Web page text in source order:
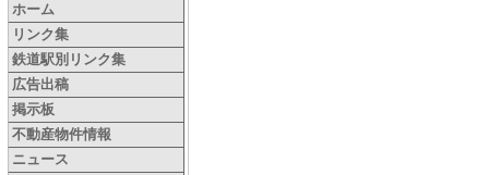
ホーム
リンク集
鉄道駅別リンク集
広告出稿
掲示板
不動産物件情報
ニュース